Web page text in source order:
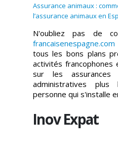
Assurance animaux :
l’assurance animaux en
N'oubliez pas de
francaisenespagne.com
tous les bons plans
activités francophones
sur les
administratives
personne qui s'installe
Inov Expat